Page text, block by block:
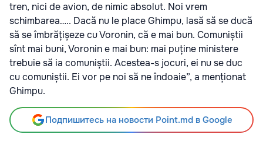
tren, nici de avion, de nimic absolut. Noi vrem
schimbarea….. Dacă nu le place Ghimpu, lasă să se ducă
să se îmbrățișeze cu Voronin, că e mai bun. Comuniștii
sînt mai buni, Voronin e mai bun: mai puține ministere
trebuie să ia comuniștii. Acestea-s jocuri, ei nu se duc
cu comuniștii. Ei vor pe noi să ne îndoaie”, a menționat
Ghimpu.
Подпишитесь на новости Point.md в Google